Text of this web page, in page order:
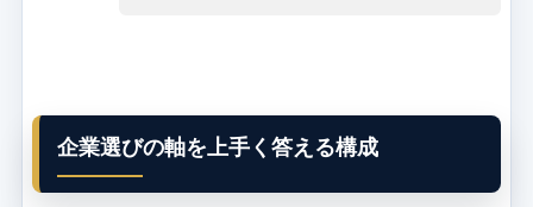
企業選びの軸を上手く答える構成